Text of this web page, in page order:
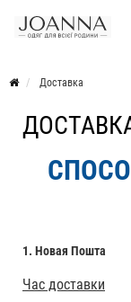
Доставка
1. Новая Пошта
Час доставки